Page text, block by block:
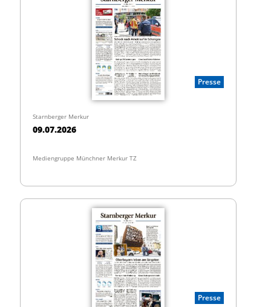
Presse
Starnberger Merkur
09.07.2026
Mediengruppe Münchner Merkur TZ
Presse